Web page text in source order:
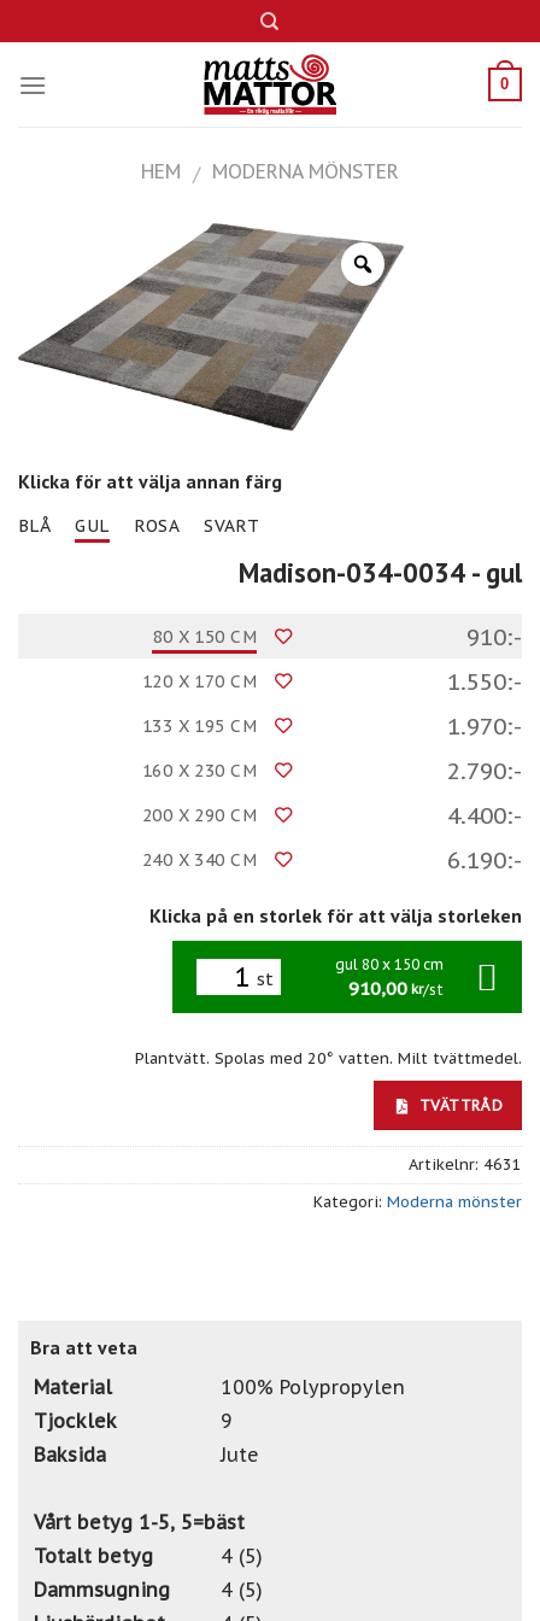
to
content
0
HEM / MODERNA MÖNSTER
Klicka för att välja annan färg
BLÅ GUL ROSA SVART
Madison-034-0034 - gul
80 X 150 CM 910:-
120 X 170 CM 1.550:-
133 X 195 CM 1.970:-
160 X 230 CM 2.790:-
200 X 290 CM 4.400:-
240 X 340 CM 6.190:-
Klicka på en storlek för att välja storleken
st
gul 80 x 150 cm
910,00 kr/st
Plantvätt. Spolas med 20° vatten. Milt tvättmedel.
TVÄTTRÅD
Artikelnr: 4631
Kategori: Moderna mönster
Bra att veta
Material
100% Polypropylen
Tjocklek
9
Baksida
Jute
Vårt betyg 1-5, 5=bäst
Totalt betyg
4 (5)
Dammsugning
4 (5)